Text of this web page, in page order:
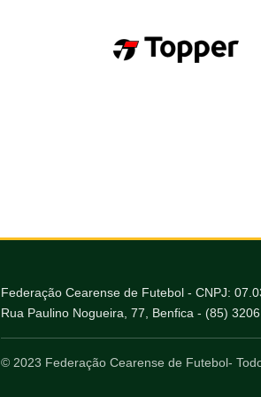
Federação Cearense de Futebol - CNPJ:
Rua Paulino Nogueira, 77, Benfica - (85)
© 2023 Federação Cearense de Futebol-